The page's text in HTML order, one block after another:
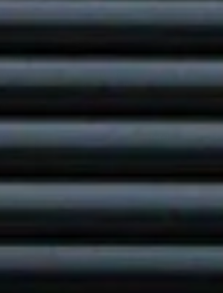
de estabelecimentos
é difícil entender por quê.
única de segurança,
o seu negócio. Neste
as principais vantagens das
para estabelecimentos
de diversas